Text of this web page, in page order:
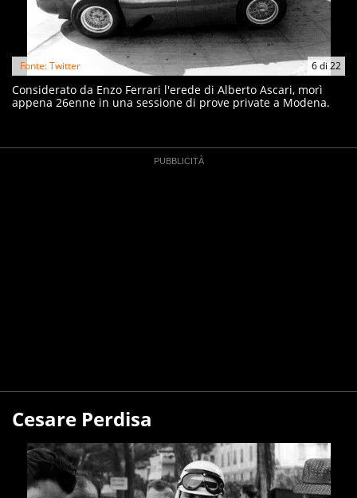
6di 22
Fonte: Twitter
Considerato da Enzo Ferrari l'erede di Alberto Ascari, morì
appena 26enne in una sessione di prove private a Modena.
Cesare Perdisa